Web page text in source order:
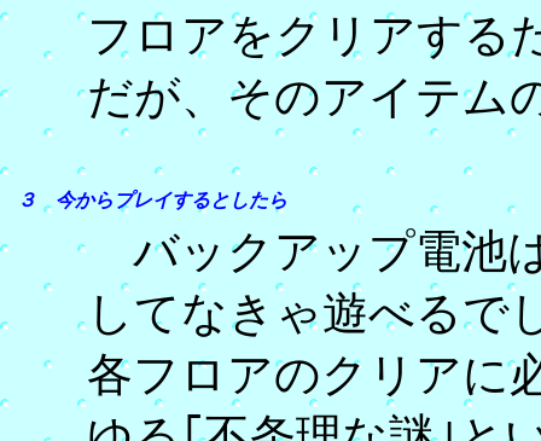
フロアをクリアする
だが、そのアイテム
３ 今からプレイするとしたら
バックアップ電池
してなきゃ遊べるで
各フロアのクリアに